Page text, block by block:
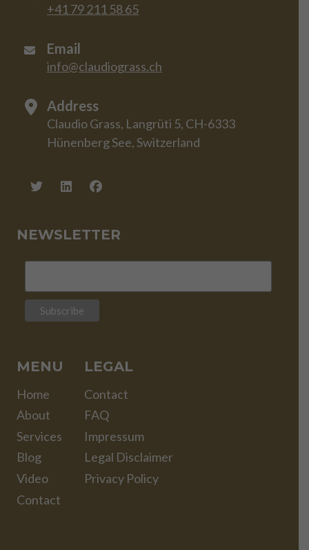
+41 79 211 58 65
Email
info@claudiograss.ch
Address
Claudio Grass, Langrüti 5, CH-6333
Hünenberg See, Switzerland
NEWSLETTER
MENU
Home
About
Services
Blog
Video
Contact
LEGAL
Contact
FAQ
Impressum
Legal Disclaimer
Privacy Policy